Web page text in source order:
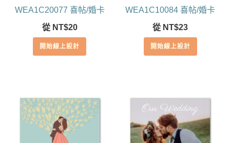
WEA1C20077 喜帖/婚卡
從 NT$20
開始線上設計
WEA1C10084 喜帖/婚卡
從 NT$23
開始線上設計